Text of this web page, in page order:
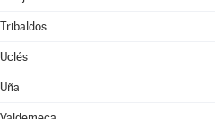
Tribaldos
Uclés
Uña